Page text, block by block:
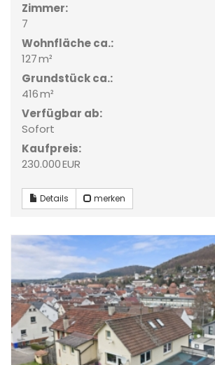
Zimmer:
7
Wohnfläche ca.:
127 m²
Grund­stück ca.:
416 m²
Verfügbar ab:
Sofort
Kaufpreis:
230.000 EUR
Details merken